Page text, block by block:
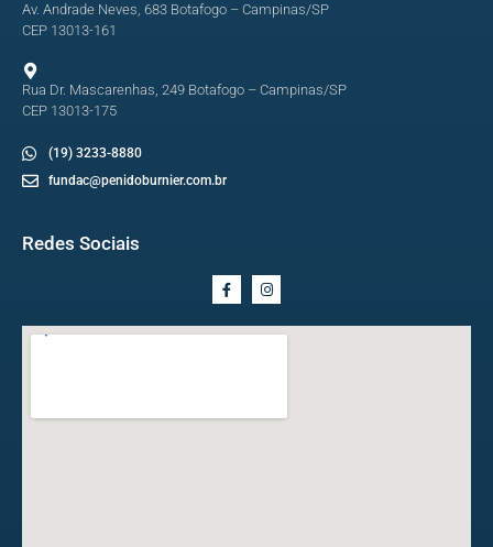
Av. Andrade Neves, 683 Botafogo – Campinas/SP
CEP 13013-161
Rua Dr. Mascarenhas, 249 Botafogo – Campinas/SP
CEP 13013-175
(19) 3233-8880
fundac@penidoburnier.com.br
Redes Sociais